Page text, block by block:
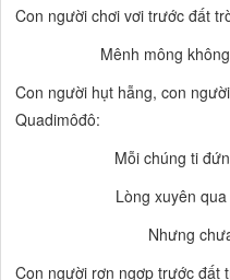
Con người chơi vơi trước đất
Mênh mông
Con người hụt hẫng, con
Quadimôđô:
Mỗi chúng ti
Lòng xuyên
Nhưng
Con người rợn ngợp trước đất